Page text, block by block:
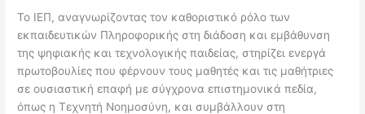
Το ΙΕΠ, αναγνωρίζοντας τον καθοριστικό ρόλο των
εκπαιδευτικών Πληροφορικής στη διάδοση και εμβάθυνση
της ψηφιακής και τεχνολογικής παιδείας, στηρίζει ενεργά
πρωτοβουλίες που φέρνουν τους μαθητές και τις μαθήτριες
σε ουσιαστική επαφή με σύγχρονα επιστημονικά πεδία,
όπως η Τεχνητή Νοημοσύνη, και συμβάλλουν στη